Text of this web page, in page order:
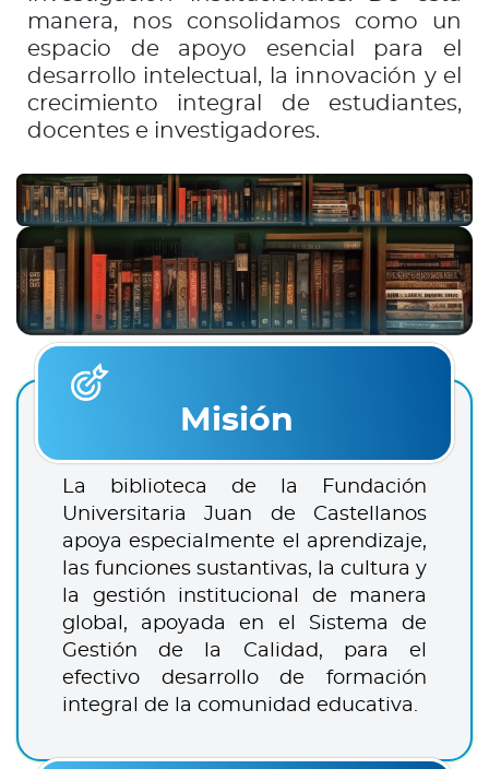
manera, nos consolidamos como un
espacio de apoyo esencial para el
desarrollo intelectual, la innovación y el
crecimiento integral de estudiantes,
docentes e investigadores.
Misión
La biblioteca de la Fundación
Universitaria Juan de Castellanos
apoya especialmente el aprendizaje,
las funciones sustantivas, la cultura y
la gestión institucional de manera
global, apoyada en el Sistema de
Gestión de la Calidad, para el
efectivo desarrollo de formación
integral de la comunidad educativa.